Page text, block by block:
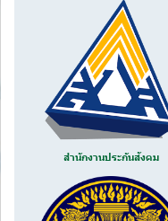
สำนักงานประกันสังคม